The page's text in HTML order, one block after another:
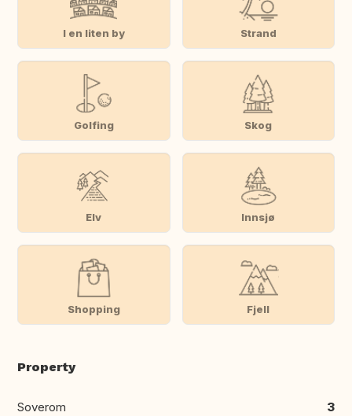
I en liten by Strand
Golfing Skog
Elv Innsjø
Shopping Fjell
Property
Soverom 3